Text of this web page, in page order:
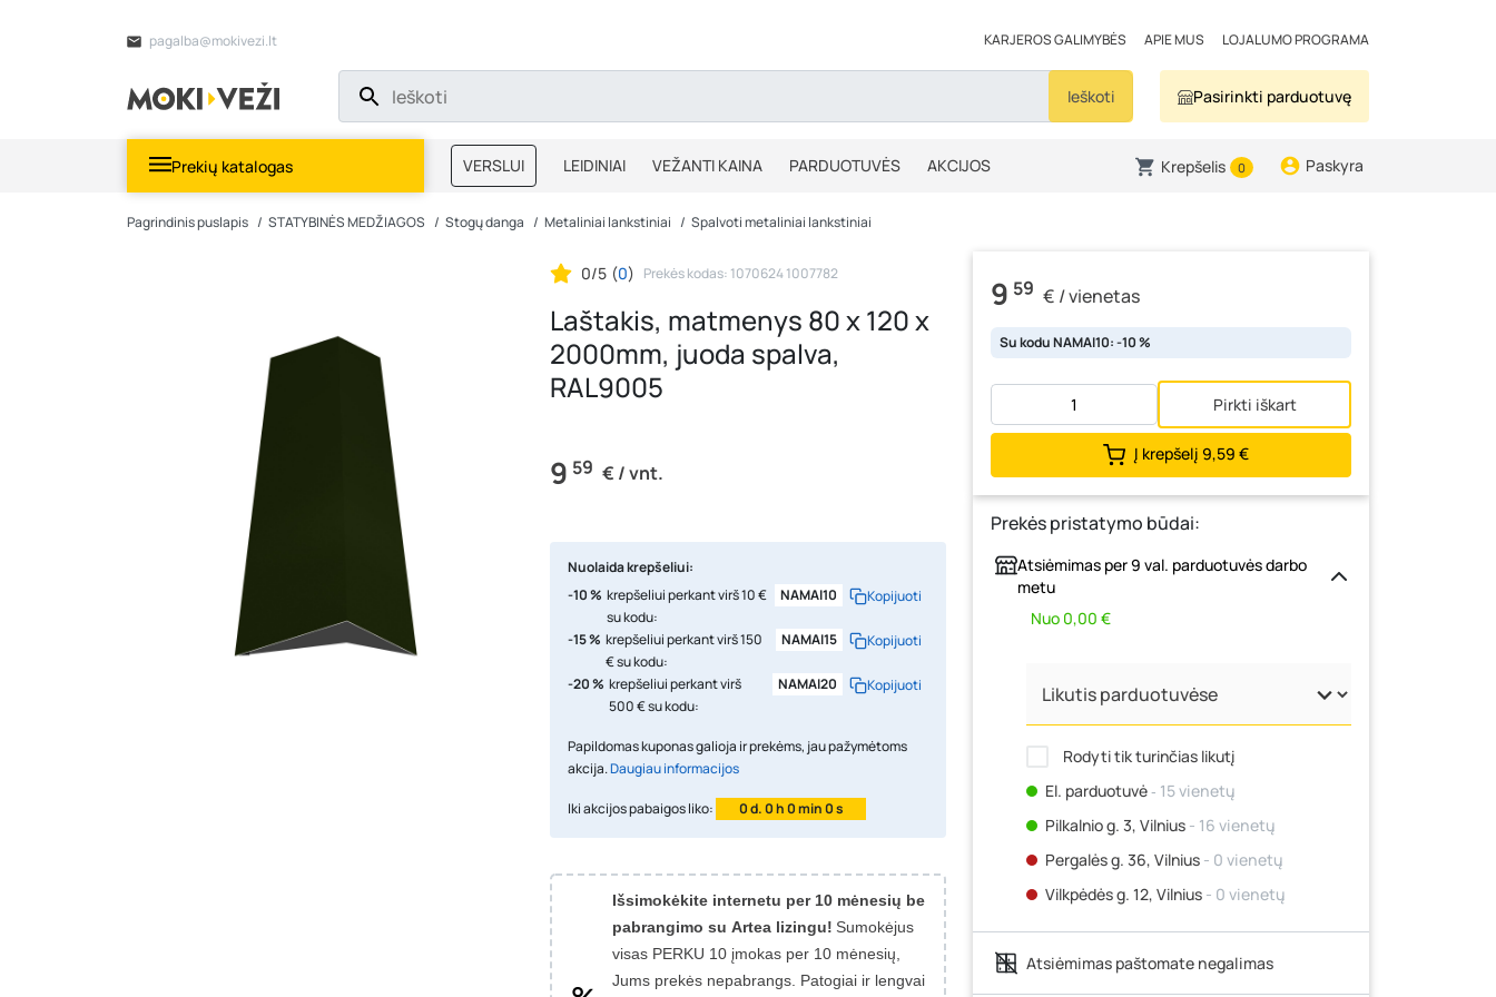
pagalba@mokivezi.lt KARJEROS GALIMYBĖS APIE MUS LOJALUMO PROGRAMA
Ieškoti Pasirinkti parduotuvę
Prekių katalogas VERSLUI LEIDINIAI VEŽANTI KAINA PARDUOTUVĖS AKCIJOS
MOKIBLOGAS IŠPARDAVIMAS
Krepšelis 0 Paskyra
Pagrindinis puslapis STATYBINĖS MEDŽIAGOS Stogų danga Metaliniai lankstiniai Spalvoti metaliniai lankstiniai
0/5 (0) Prekės kodas: 1070624 1007782
Laštakis, matmenys 80 x 120 x
2000mm, juoda spalva,
RAL9005
9 59 € / vnt.
Nuolaida krepšeliui:
-10 % krepšeliui perkant virš 10 €
su kodu:
NAMAI10 Kopijuoti
-15 % krepšeliui perkant virš 150
€ su kodu:
NAMAI15 Kopijuoti
-20 % krepšeliui perkant virš
500 € su kodu:
NAMAI20 Kopijuoti
Papildomas kuponas galioja ir prekėms, jau pažymėtoms
akcija.Daugiau informacijos
Iki akcijos pabaigos liko: 0 d. 0 h 0 min 0 s
Išsimokėkite internetu per 10 mėnesių be
pabrangimo su Artea lizingu! Sumokėjus
visas PERKU 10 įmokas per 10 mėnesių,
Jums prekės nepabrangs. Patogiai ir lengvai
9 59 € / vienetas
Su kodu NAMAI10: -10 %
Pirkti iškart
Į krepšelį 9,59 €
Prekės pristatymo būdai:
Atsiėmimas per 9 val. parduotuvės darbo
metu
Nuo 0,00 €
Rodyti tik turinčias likutį
El. parduotuvė‐ 15 vienetų
Pilkalnio g. 3, Vilnius - 16 vienetų
Pergalės g. 36, Vilnius - 0 vienetų
Vilkpėdės g. 12, Vilnius - 0 vienetų
Ateities g. 15, Vilnius- 0 vienetų
Kauno r., Narsiečių k., Vytauto g. 183,
Kaunas- 0 vienetų
Atsiėmimas paštomate negalimas